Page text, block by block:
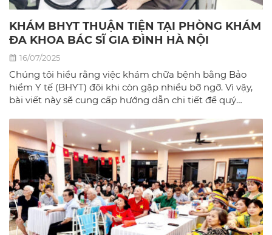
KHÁM BHYT THUẬN TIỆN TẠI PHÒNG KHÁM
ĐA KHOA BÁC SĨ GIA ĐÌNH HÀ NỘI
16/07/2025
Chúng tôi hiểu rằng việc khám chữa bệnh bằng Bảo
hiểm Y tế (BHYT) đôi khi còn gặp nhiều bỡ ngỡ. Vì vậy,
bài viết này sẽ cung cấp hướng dẫn chi tiết để quý
quả nhất tại phòng khám đa khoa Bác sĩ gia đình hà
Nội.